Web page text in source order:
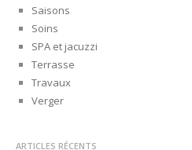
Saisons
Soins
SPA et jacuzzi
Terrasse
Travaux
Verger
ARTICLES RÉCENTS